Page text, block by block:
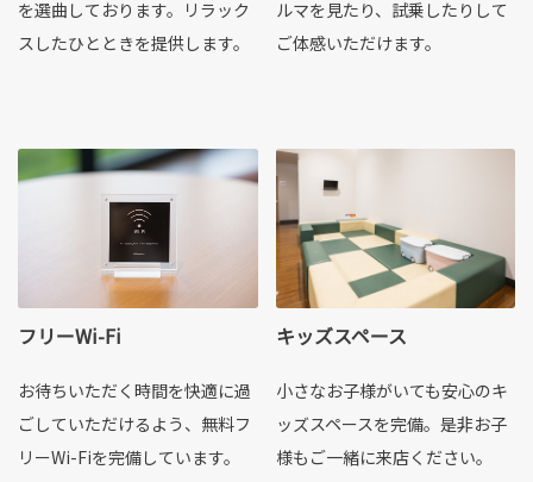
を選曲しております。リラック
スしたひとときを提供します。
ルマを見たり、試乗したりして
ご体感いただけます。
フリーWi-Fi
お待ちいただく時間を快適に過
ごしていただけるよう、無料フ
リーWi-Fiを完備しています。
キッズスペース
小さなお子様がいても安心のキ
ッズスペースを完備。是非お子
様もご一緒に来店ください。